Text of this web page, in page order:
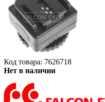
Код товара: 7626718
Нет в наличии